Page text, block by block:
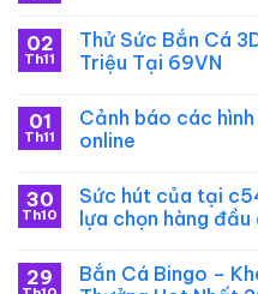
02
Th11
Thử Sức Bắn Cá
Triệu Tại 69VN
01
Th11
Cảnh báo các
online
30
Th10
Sức hút của tại
lựa chọn hàng
29
Bắn Cá Bingo –